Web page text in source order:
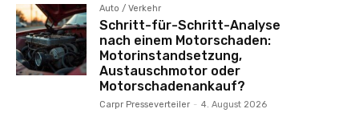
Auto / Verkehr
Schritt-für-Schritt-Analyse
nach einem Motorschaden:
Motorinstandsetzung,
Austauschmotor oder
Motorschadenankauf?
Carpr Presseverteiler - 4. August 2026